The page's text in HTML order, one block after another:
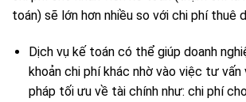
toán) sẽ lớn hơn nhiều so với chi phí thuê
Dịch vụ kế toán có thể giúp doanh
khoản chi phí khác nhờ vào việc tư vấn
pháp tối ưu về tài chính như: chi phí